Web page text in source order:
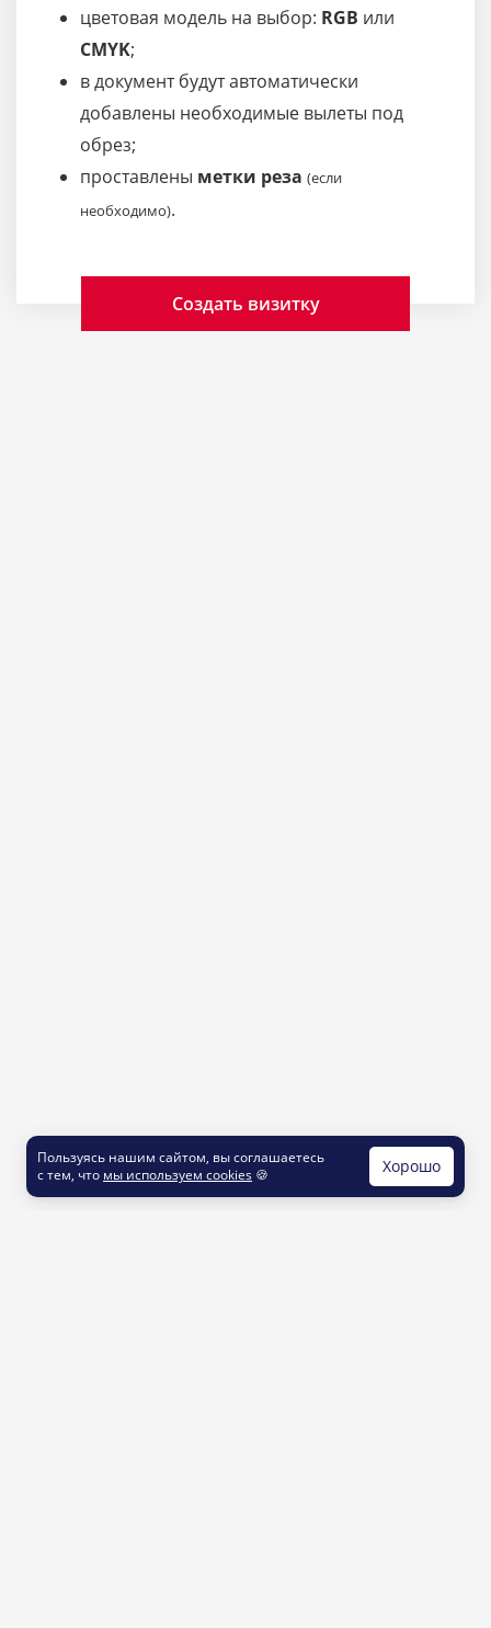
цветовая модель на выбор: RGB или
CMYK;
в документ будут автоматически
добавлены необходимые вылеты под
обрез;
проставлены метки реза (если
необходимо).
Создать визитку
Пользуясь нашим сайтом, вы соглашаетесь
с тем, что мы используем cookies 🍪 Хорошо